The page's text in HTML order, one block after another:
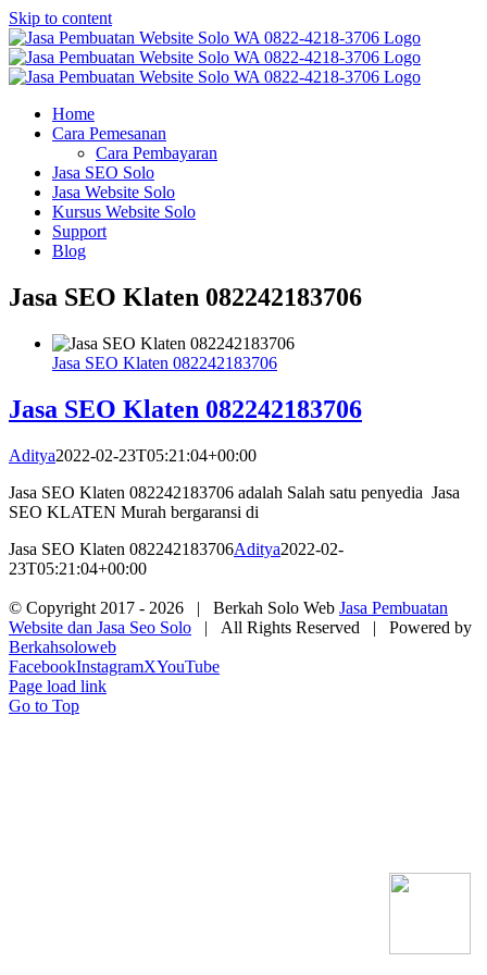
Skip to content
Home
Cara Pemesanan
Cara Pembayaran
Jasa SEO Solo
Jasa Website Solo
Kursus Website Solo
Support
Blog
Jasa SEO Klaten 082242183706
Jasa SEO Klaten 082242183706
Jasa SEO Klaten 082242183706
Aditya2022-02-23T05:21:04+00:00
Jasa SEO Klaten 082242183706 adalah Salah satu penyedia Jasa
SEO KLATEN Murah bergaransi di
Jasa SEO Klaten 082242183706Aditya2022-02-
23T05:21:04+00:00
© Copyright 2017 - 2026 | Berkah Solo Web Jasa Pembuatan
Website dan Jasa Seo Solo | All Rights Reserved | Powered by
Berkahsoloweb
FacebookInstagramXYouTube
Page load link
Go to Top